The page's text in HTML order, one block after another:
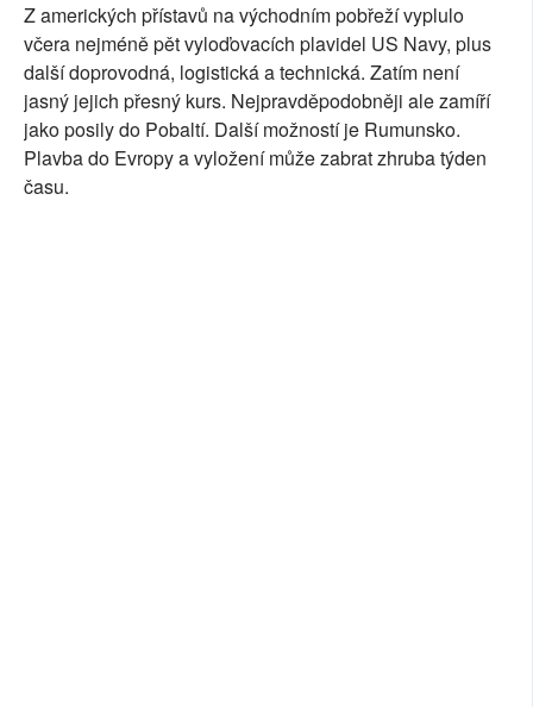
Z amerických přístavů na východním pobřeží vyplulo
včera nejméně pět vyloďovacích plavidel US Navy, plus
další doprovodná, logistická a technická. Zatím není
jasný jejich přesný kurs. Nejpravděpodobněji ale zamíří
jako posily do Pobaltí. Další možností je Rumunsko.
Plavba do Evropy a vyložení může zabrat zhruba týden
času.